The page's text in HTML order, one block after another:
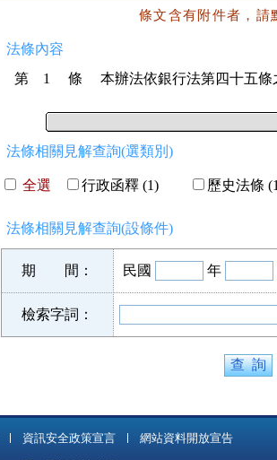
條文含有附件者，請
法條內容
第 1 條
本辦法依銀行法第四十五
法條相關見解查詢(選類別)
全選 行政函釋 (1) 歷史法條
法條相關見解查詢(設條件)
期 間： 民國 年
檢索字詞：
資訊安全政策宣言 網站資料開放宣告